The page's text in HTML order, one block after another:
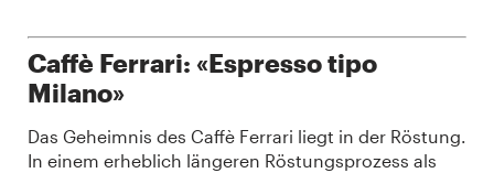
Caffè Ferrari: «Espresso tipo
Milano»
Das Geheimnis des Caffè Ferrari liegt in der Röstung.
In einem erheblich längeren Röstungsprozess als